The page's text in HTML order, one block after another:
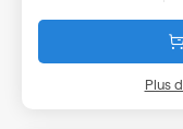
Plus